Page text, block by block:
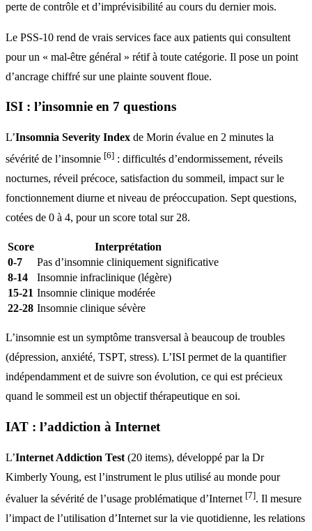
perte de contrôle et d’imprévisibilité au cours du dernier mois.
Le PSS-10 rend de vrais services face aux patients qui consultent
pour un « mal-être général » rétif à toute catégorie. Il pose un point
d’ancrage chiffré sur une plainte souvent floue.
ISI : l’insomnie en 7 questions
L’Insomnia Severity Index de Morin évalue en 2 minutes la
sévérité de l’insomnie [6] : difficultés d’endormissement, réveils
nocturnes, réveil précoce, satisfaction du sommeil, impact sur le
fonctionnement diurne et niveau de préoccupation. Sept questions,
cotées de 0 à 4, pour un score total sur 28.
Score
Interprétation
0-7
Pas d’insomnie cliniquement significative
8-14
Insomnie infraclinique (légère)
15-21 Insomnie clinique modérée
22-28 Insomnie clinique sévère
L’insomnie est un symptôme transversal à beaucoup de troubles
(dépression, anxiété, TSPT, stress). L’ISI permet de la quantifier
indépendamment et de suivre son évolution, ce qui est précieux
quand le sommeil est un objectif thérapeutique en soi.
IAT : l’addiction à Internet
L’Internet Addiction Test (20 items), développé par la Dr
Kimberly Young, est l’instrument le plus utilisé au monde pour
évaluer la sévérité de l’usage problématique d’Internet [7]. Il mesure
l’impact de l’utilisation d’Internet sur la vie quotidienne, les relations